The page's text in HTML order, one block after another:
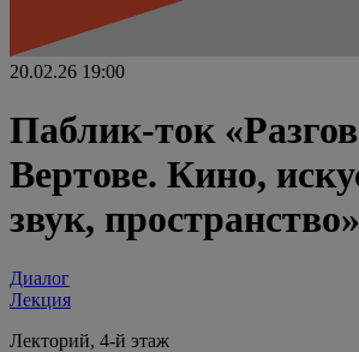
20.02.26 19:00
Паблик-ток
Вертове. Кино,
звук, пространство»
Диалог
Лекция
Лекторий, 4-й этаж